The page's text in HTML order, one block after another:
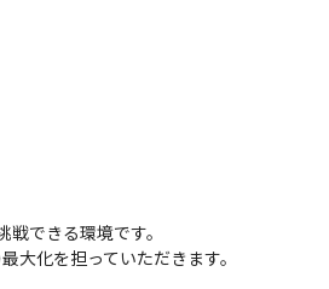
できる環境です。
大化を担っていただきます。